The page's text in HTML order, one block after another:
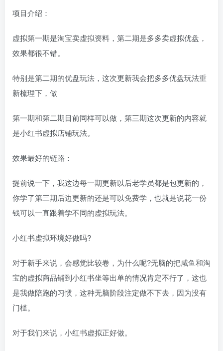
项目介绍：
虚拟第一期是淘宝卖虚拟资料，第二期是多多卖虚拟优盘，
效果都很不错。
特别是第二期的优盘玩法，这次更新我会把多多优盘玩法重
新梳理下，做
第一期和第二期目前同样可以做，第三期这次更新的内容就
是小红书虚拟店铺玩法。
效果最好的链路：
提前说一下，我这边每一期更新以后老学员都是包更新的，
你学了第三期后边更新的还是可以免费学，也就是说花一份
钱可以一直跟着学不同的虚拟玩法。
小红书虚拟环境好做吗?
对于新手来说，会感觉比较卷，为什么呢?无脑的把咸鱼和淘
宝的虚拟商品铺到小红书坐等出单的情况肯定不行了，这也
是我做陪跑的习惯，这种无脑阶段注定做不下去，因为没有
门槛。
对于我们来说，小红书虚拟正好做。